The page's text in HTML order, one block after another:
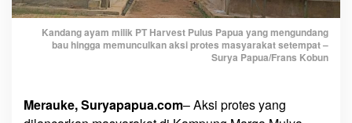
A
y
H
Kandang ayam milik PT Harvest Pulus Papua yang mengundang
bau hingga memunculkan aksi protes masyarakat setempat –
Surya Papua/Frans Kobun
Merauke, Suryapapua.com– Aksi protes yang